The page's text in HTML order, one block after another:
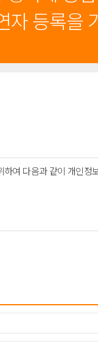
자 등록을
여 다음과 같이 개인정
및 신조, 출신지 및